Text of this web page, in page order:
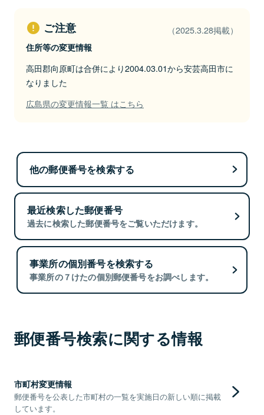
ご注意 （2025.3.28掲載）
住所等の変更情報
高田郡向原町は合併により2004.03.01から安芸高田市に
なりました
広島県の変更情報一覧 はこちら
他の郵便番号を検索する
最近検索した郵便番号
過去に検索した郵便番号をご覧いただけます。
事業所の個別番号を検索する
事業所の７けたの個別郵便番号をお調べします。
郵便番号検索に関する情報
市町村変更情報
郵便番号を公表した市町村の一覧を実施日の新しい順に掲載
しています。